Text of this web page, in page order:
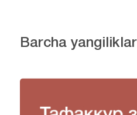
Barcha yangiliklar